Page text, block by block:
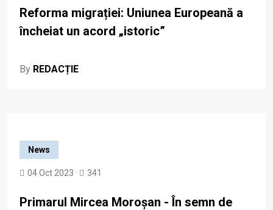
Reforma migrației: Uniunea Europeană a
încheiat un acord „istoric”
By REDACȚIE
News
04 Oct 2023 · 341
Primarul Mircea Moroșan - În semn de